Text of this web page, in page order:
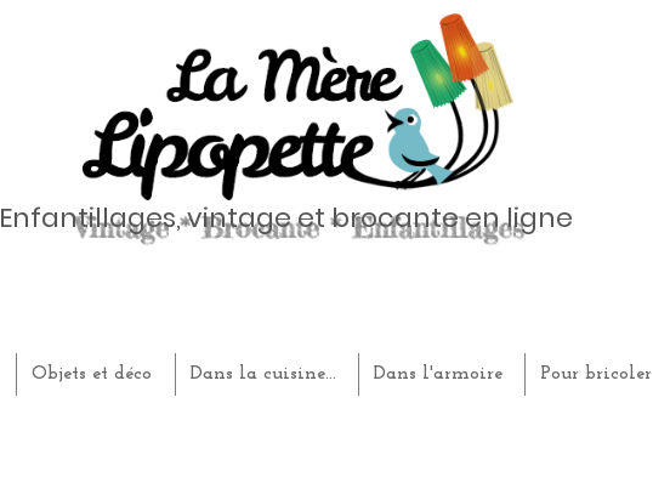
Enfantillages, vintage et brocante en ligne
Objets et déco Dans la cuisine... Dans l'armoire Pour bricoler